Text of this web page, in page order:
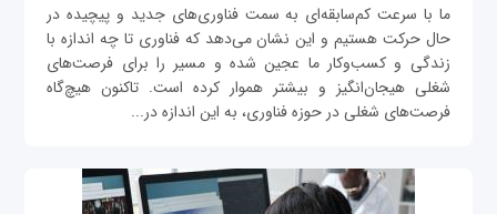
ما با سرعت کم‌‌سابقه‌ای به سمت فناوری‌های جدید و پیچیده‌ در
حال حرکت هستیم و این نشان می‌دهد که فناوری تا چه اندازه با
زندگی و کسب‌و‌کار ما عجین شده و مسیر را برای فرصت‌های
شغلی هیجان‌انگیز و بیشتر هموار کرده است. تاکنون هیچ‌گاه
فرصت‌های شغلی در حوزه فناوری، به این اندازه در...